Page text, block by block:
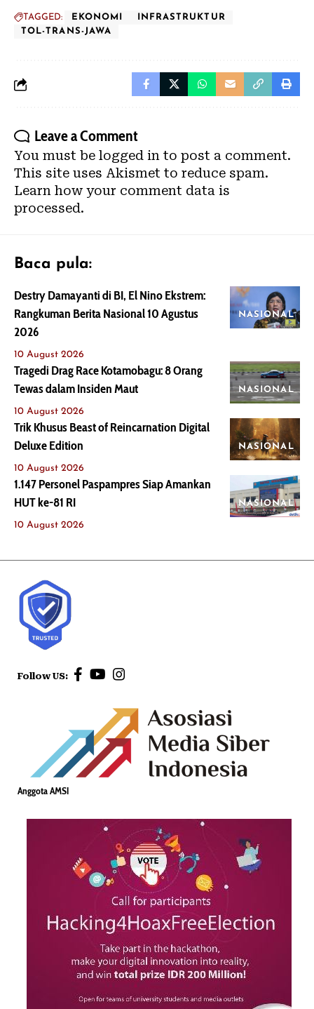
TAGGED: EKONOMI
INFRASTRUKTUR
TOL-TRANS-JAWA
Leave a Comment
You must be logged in to post a comment.
This site uses Akismet to reduce spam.
Learn how your comment data is
processed.
Baca pula:
NASIONAL
Destry Damayanti di BI, El Nino Ekstrem:
Rangkuman Berita Nasional 10 Agustus
2026
10 August 2026
NASIONAL
Tragedi Drag Race Kotamobagu: 8 Orang
Tewas dalam Insiden Maut
10 August 2026
NASIONAL
Trik Khusus Beast of Reincarnation Digital
Deluxe Edition
10 August 2026
NASIONAL
1.147 Personel Paspampres Siap Amankan
HUT ke-81 RI
10 August 2026
Follow US:
Anggota AMSI